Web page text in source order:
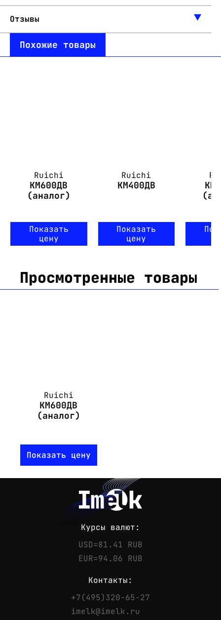
Контакты
Отзывы
Похожие товары
Ruichi
КМ600ДВ
(аналог)
Показать
цену
Ruichi
КМ400ДВ
Показать
цену
Просмотренные товары
Ruichi
КМ600ДВ
(аналог)
Показать цену
Курсы валют:
USD=81.41 RUB
EUR=94.06 RUB
Контакты:
+7(495)320-65-27
imelk@imelk.ru